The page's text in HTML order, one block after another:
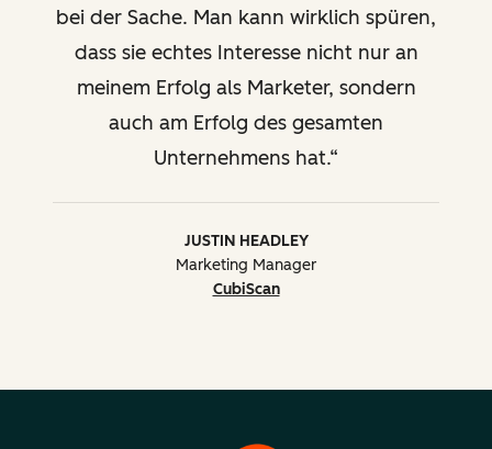
benutzerdefinierte
Integrationen,
Vorlagenkonfiguration, API-
Überprüfung/Fehlerbehebung,
Überprüfung des technischen
für die Nutzung der
Leadscoring, Smart-Content,
bei der Sache. Man kann wirklich spüren,
dass sie echtes Interesse nicht nur an
meinem Erfolg als Marketer, sondern
auch am Erfolg des gesamten
Unternehmens hat.
JUSTIN HEADLEY
Marketing Manager
CubiScan